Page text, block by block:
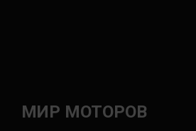
МИР МОТОРОВ